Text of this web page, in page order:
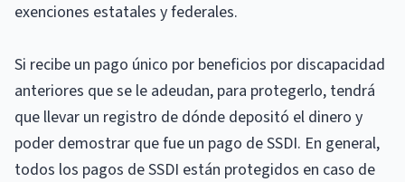
exenciones estatales y federales.
Si recibe un pago único por beneficios por discapacidad
anteriores que se le adeudan, para protegerlo, tendrá
que llevar un registro de dónde depositó el dinero y
poder demostrar que fue un pago de SSDI. En general,
todos los pagos de SSDI están protegidos en caso de